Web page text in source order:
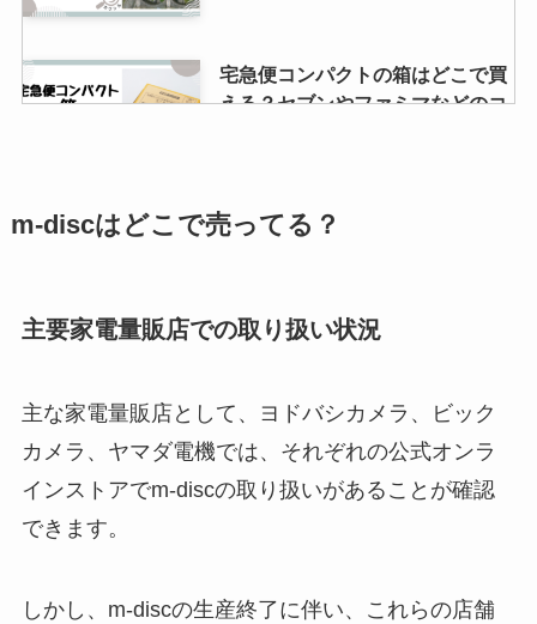
宅急便コンパクトの箱はどこで買
える？セブンやファミマなどのコ
ゆうパケットポストシールはどこ
ぜ？新型が出るの？ポケモンGO
m-discはどこで売ってる？
主要家電量販店での取り扱い状況
主な家電量販店として、ヨドバシカメラ、ビック
カメラ、ヤマダ電機では、それぞれの公式オンラ
インストアでm-discの取り扱いがあることが確認
できます。
しかし、m-discの生産終了に伴い、これらの店舗